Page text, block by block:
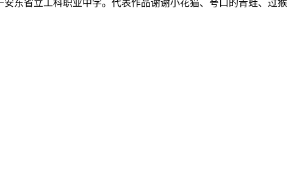
东省立工科职业中学。代表作品谢谢小花猫、夸口的青蛙、过猴